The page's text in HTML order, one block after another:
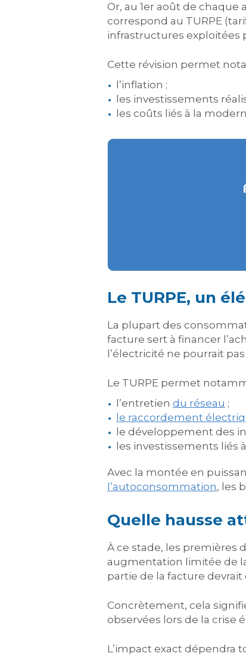
Or, au 1er août de chaque
correspond au TURPE
infrastructures exploitées
Cette révision permet
l’inflation ;
les investissements
les coûts liés à la
Le TURPE, un
La plupart des
facture sert à financer
l’électricité ne pourrait
Le TURPE permet
l’entretien du réseau ;
le raccordement
le développement des
les investissements liés
Avec la montée en
l’autoconsommation, les
Quelle hausse
À ce stade, les premières
augmentation limitée de
partie de la facture devrait
Concrètement, cela
observées lors de la crise
L’impact exact dépendra